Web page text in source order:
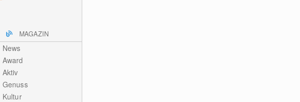
MAGAZIN
News
Award
Aktiv
Genuss
Kultur